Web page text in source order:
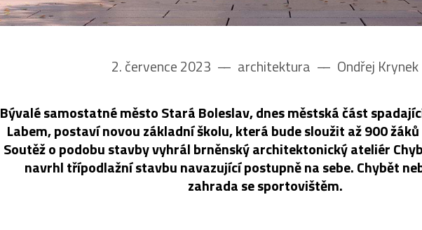
2. července 2023 –– architektura –– Ondřej Krynek
Bývalé samostatné město Stará Boleslav, dnes městská část
Labem, postaví novou základní školu, která bude sloužit až 900 žáků
Soutěž o podobu stavby vyhrál brněnský architektonický ateliér
navrhl třípodlažní stavbu navazující postupně na sebe. Chybět
zahrada se sportovištěm.